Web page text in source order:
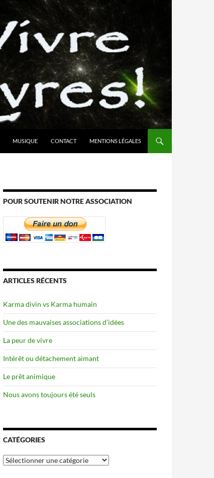
MUSIQUE CONTACT MENTIONS LÉGALES
POUR SOUTENIR NOTRE ASSOCIATION
ARTICLES RÉCENTS
Karma divin vs Karma humain
Une des mauvaises associations d’idées
La peur de vivre
Intérêt ou détachement aimant
Le prêt animique
Nous avons toujours été seuls
CATÉGORIES
Catégories